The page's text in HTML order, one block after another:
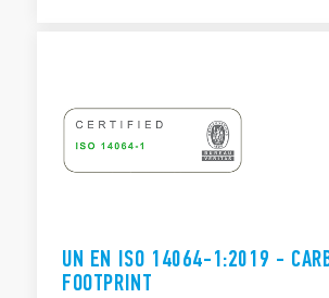
UN EN ISO 14064-1:2019 -
FOOTPRINT